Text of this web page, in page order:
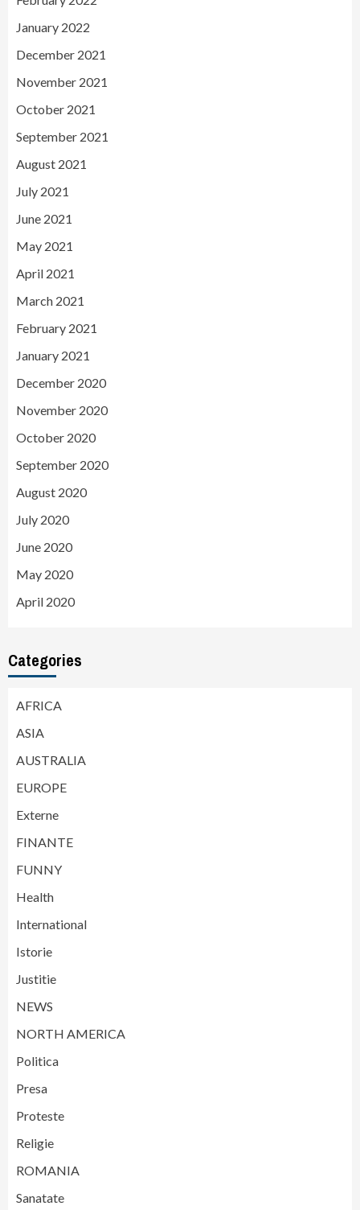
January 2022
December 2021
November 2021
October 2021
September 2021
August 2021
July 2021
June 2021
May 2021
April 2021
March 2021
February 2021
January 2021
December 2020
November 2020
October 2020
September 2020
August 2020
July 2020
June 2020
May 2020
April 2020
Categories
AFRICA
ASIA
AUSTRALIA
EUROPE
Externe
FINANTE
FUNNY
Health
International
Istorie
Justitie
NEWS
NORTH AMERICA
Politica
Presa
Proteste
Religie
ROMANIA
Sanatate